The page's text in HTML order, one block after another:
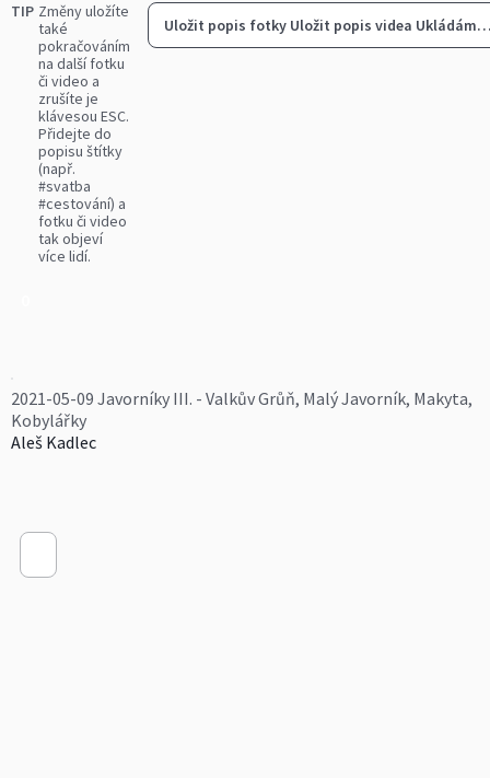
TIP Změny uložíte
také
pokračováním
na další fotku
či video a
zrušíte je
klávesou ESC.
Přidejte do
popisu štítky
(např.
#svatba
#cestování) a
fotku či video
tak objeví
více lidí.
Uložit popis fotky Uložit popis videa
2021-05-09 Javorníky III. - Valkův Grůň, Malý Javorník, Makyta,
Kobylářky
Aleš Kadlec